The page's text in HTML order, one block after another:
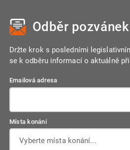
týdenní pracovní dobu ve
Tento režim přináší větší flexibilitu,
Odběr pozvánek
Držte krok s posledními
se k odběru informací o aktuálně
Emailová adresa
Místa konání
Vyberte místa konání...